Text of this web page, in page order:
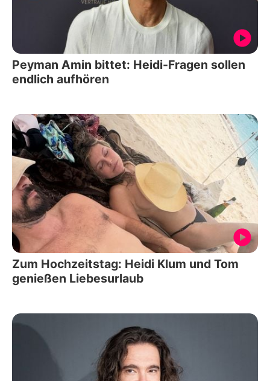
Peyman Amin bittet: Heidi-Fragen sollen
endlich aufhören
Zum Hochzeitstag: Heidi Klum und Tom
genießen Liebesurlaub